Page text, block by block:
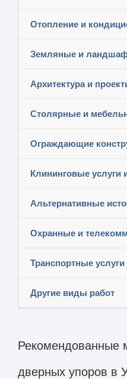
Отопление и
Земляные и
Архитектура и
Столярные и
Ограждающие
Клининговые услуги
Альтернативные
Охранные и
Транспортные услуги
Другие виды работ
Рекомендованные
дверных упоров в